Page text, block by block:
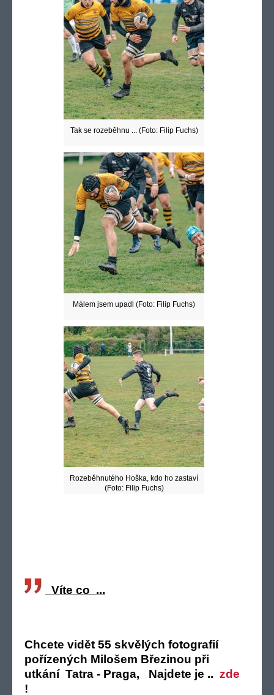
Tak se rozeběhnu ... (Foto: Filip Fuchs)
Málem jsem upadl (Foto: Filip Fuchs)
Rozeběhnutého Hoška, kdo ho zastaví
(Foto: Filip Fuchs)
Víte co ...
Chcete vidět 55 skvělých fotografií
pořízených Milošem Březinou při
utkání Tatra - Praga, Najdete je .. zde
!